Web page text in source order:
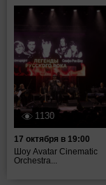
1130
17 октября в 19:00
Шоу Avatar Cinematic
Orchestra...